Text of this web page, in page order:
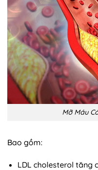
Mỡ Máu
Bao gồm:
LDL cholesterol tăng